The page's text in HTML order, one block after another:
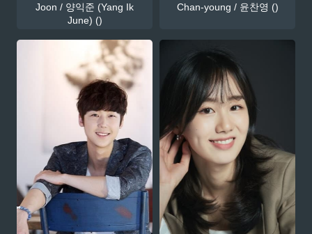
Joon / 양익준 (Yang Ik
June) ()
Chan-young / 윤찬영 ()